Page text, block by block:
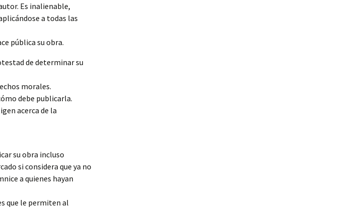
Es inalienable,
a todas las
pública su obra.
de determinar su
morales.
debe publicarla.
acerca de la
su obra incluso
si considera que ya no
a quienes hayan
que le permiten al